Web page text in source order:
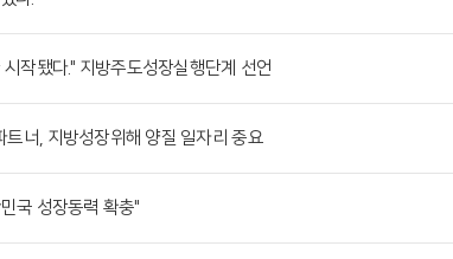
작됐다." 지방주도성장실행단계 선언
너, 지방성장위해 양질 일자리 중요
국 성장동력 확충"